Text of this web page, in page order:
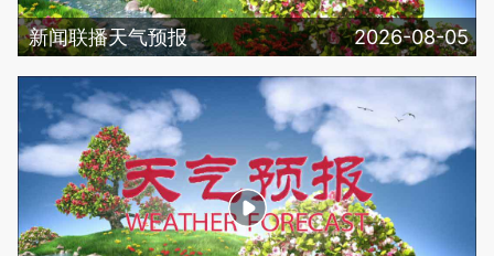
新闻联播天气预报 2026-08-05